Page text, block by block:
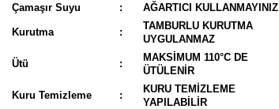
Çamaşır Suyu
: AĞARTICI KULLANMAYINIZ
Kurutma :
TAMBURLU KURUTMA
UYGULANMAZ
Ütü :
MAKSİMUM 110°C DE
ÜTÜLENİR
Kuru Temizleme :
KURU TEMİZLEME
YAPILABİLİR